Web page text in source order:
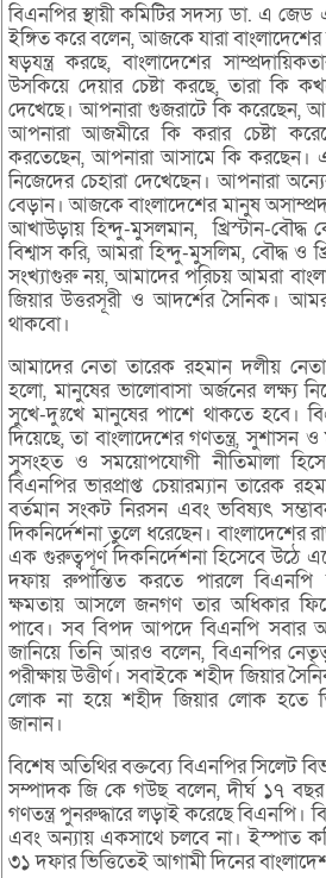
বিএনপির স্থায়ী কমিটির সদস্য ডা. এ
ইঙ্গিত করে বলেন, আজকে যারা বাংলাদেশের
ষড়যন্ত্র করছে, বাংলাদেশের
উসকিয়ে দেয়ার চেষ্টা করছে, তারা কি
দেখেছে। আপনারা গুজরাটে কি করেছেন,
আপনারা আজমীরে কি করার চেষ্টা
করতেছেন, আপনারা আসামে কি করছেন।
নিজেদের চেহারা দেখেছেন। আপনারা
বেড়ান। আজকে বাংলাদেশের মানুষ
আখাউড়ায় হিন্দু-মুসলমান, খ্রিস্টান-
বিশ্বাস করি, আমরা হিন্দু-মুসলিম, বৌদ্ধ ও
সংখ্যাগুরু নয়, আমাদের পরিচয় আমরা
জিয়ার উত্তরসূরী ও আদর্শের সৈনিক।
থাকবো।
আমাদের নেতা তারেক রহমান দলীয়
হলো, মানুষের ভালোবাসা অর্জনের লক্ষ্য
সুখে-দুঃখে মানুষের পাশে থাকতে হবে।
দিয়েছে, তা বাংলাদেশের গণতন্ত্র, সুশাসন ও
সুসংহত ও সময়োপযোগী নীতিমালা
বিএনপির ভারপ্রাপ্ত চেয়ারম্যান তারেক
বর্তমান সংকট নিরসন এবং ভবিষ্যৎ
দিকনির্দেশনা তুলে ধরেছেন। বাংলাদেশের
এক গুরুত্বপূর্ণ দিকনির্দেশনা হিসেবে উঠে
দফায় রুপান্তিত করতে পারলে
ক্ষমতায় আসলে জনগণ তার অধিকার
পাবে। সব বিপদ আপদে বিএনপি সবার
জানিয়ে তিনি আরও বলেন, বিএনপির
পরীক্ষায় উত্তীর্ণ। সবাইকে শহীদ জিয়ার
লোক না হয়ে শহীদ জিয়ার লোক হতে
জানান।
বিশেষ অতিথির বক্তব্যে বিএনপির সিলেট
সম্পাদক জি কে গউছ বলেন, দীর্ঘ ১৭ বছর
গণতন্ত্র পুনরুদ্ধারে লড়াই করেছে বিএনপি।
এবং অন্যায় একসাথে চলবে না। ইস্পাত
৩১ দফার ভিত্তিতেই আগামী দিনের